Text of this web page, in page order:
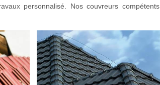
personnalisé. Nos couvreurs